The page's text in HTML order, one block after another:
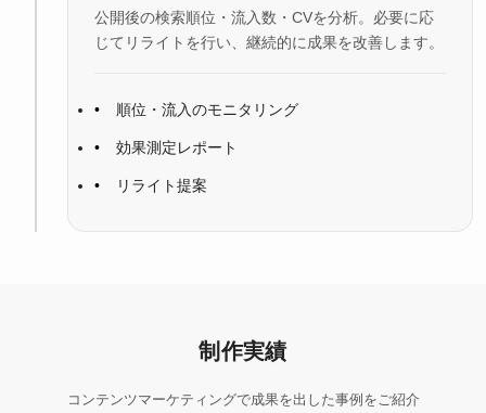
公開後の検索順位・流入数・CVを分析。必要に応
じてリライトを行い、継続的に成果を改善します。
順位・流入のモニタリング
効果測定レポート
リライト提案
制作実績
コンテンツマーケティングで成果を出した事例をご紹介